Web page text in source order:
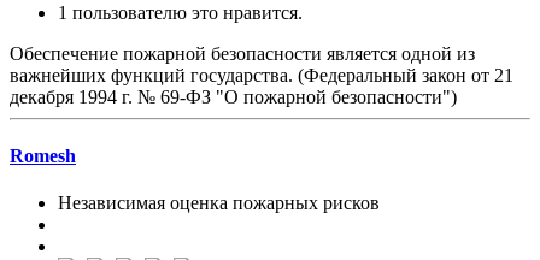
1 пользователю это нравится.
Обеспечение пожарной безопасности является одной из
важнейших функций государства. (Федеральный закон от 21
декабря 1994 г. № 69-ФЗ "О пожарной безопасности")
Romesh
Независимая оценка пожарных рисков